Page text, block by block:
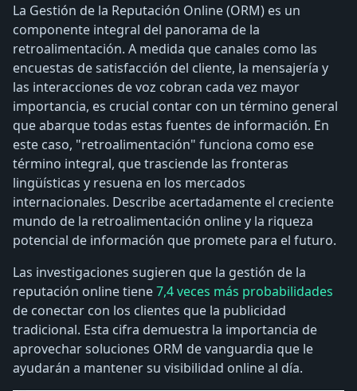
La Gestión de la Reputación Online (ORM) es un
componente integral del panorama de la
retroalimentación. A medida que canales como las
encuestas de satisfacción del cliente, la mensajería y
las interacciones de voz cobran cada vez mayor
importancia, es crucial contar con un término general
que abarque todas estas fuentes de información. En
este caso, "retroalimentación" funciona como ese
término integral, que trasciende las fronteras
lingüísticas y resuena en los mercados
internacionales. Describe acertadamente el creciente
mundo de la retroalimentación online y la riqueza
potencial de información que promete para el futuro.
Las investigaciones sugieren que la gestión de la
reputación online tiene7,4 veces más probabilidades
de conectar con los clientes que la publicidad
tradicional. Esta cifra demuestra la importancia de
aprovechar soluciones ORM de vanguardia que le
ayudarán a mantener su visibilidad online al día.